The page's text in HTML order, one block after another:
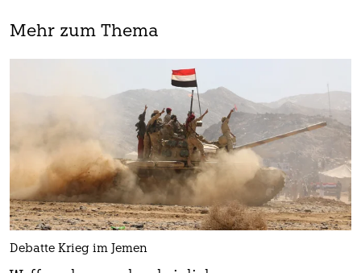
Mehr zum Thema
Debatte Krieg im Jemen